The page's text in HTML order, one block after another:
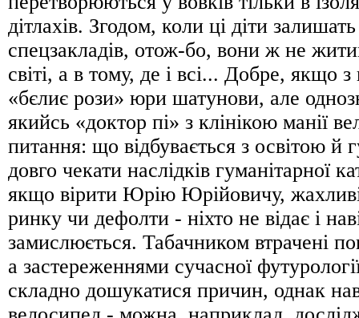
дітлахів. Згодом, коли ці діти
спецзакладів, отож-бо, вони ж не
світі, а в тому, де і всі... Добре, якщо
«бєлиє рози» юри шатунови, але
якийсь «доктор пі» з клінікою манії
питання: що відбувається з освітою й
довго чекати наслідків гуманітарної
якщо вірити Юрію Юрійовичу,
ринку чи дефолти - ніхто не відає і
замислюється. Табачником втрачені
а застереженнями сучасної
складно дошукатися причин, однак